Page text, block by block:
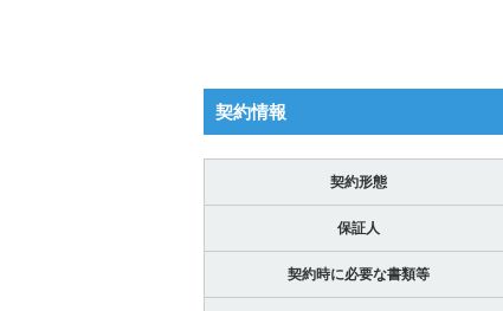
契約情報
契約形態
保証人
契約時に必要な書類等